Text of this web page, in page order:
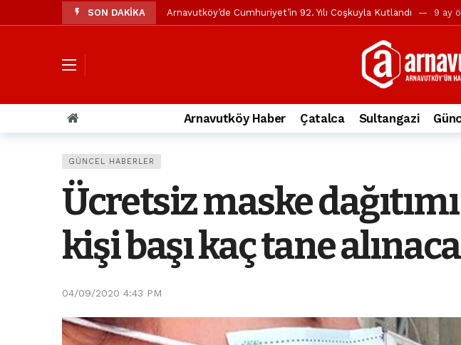
SON DAKİKA Arnavutköy’de Cumhuriyet’in 92. Yılı Coşkuyla Kutlandı 9 ay
Özgür Özel’den Arnavutköy Belediyesi’ne ve Mustafa
Arnavutköy’ün nüfusu 2024 yılında 344.868’e ulaştı 2 yıl
Arnavutköy Taşoluk’ta seyir halindeki otomobil alev alev yandı.
Arnavutköy İmrahor Mahallesi sakinleri protesto gösterisi
İstanbul Havalimanı yolundaki kazada, taksideki yolcu öldü 3
Arnavutkoy Belediyesi’ne su baskını tepkisi 3 yıl önce
Arnavutköy Haber Çatalca Sultangazi
GÜNCEL HABERLER
Ücretsiz maske
kişi başı kaç tane
04/09/2020 4:43 PM